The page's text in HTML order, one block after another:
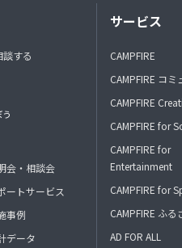
する
会・相談会
ートサービス
事例
データ
サービス
CAMPFIRE
CAMPFIRE コミ
CAMPFIRE
CAMPFIRE for
CAMPFIRE for
Entertainment
CAMPFIRE for
CAMPFIRE ふる
AD FOR ALL